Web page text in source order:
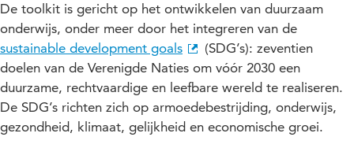
De toolkit is gericht op het ontwikkelen van duurzaam
onderwijs, onder meer door het integreren van de
sustainable development goals
(SDG’s): zeventien
doelen van de Verenigde Naties om vóór 2030 een
duurzame, rechtvaardige en leefbare wereld te realiseren.
De SDG’s richten zich op armoedebestrijding, onderwijs,
gezondheid, klimaat, gelijkheid en economische groei.